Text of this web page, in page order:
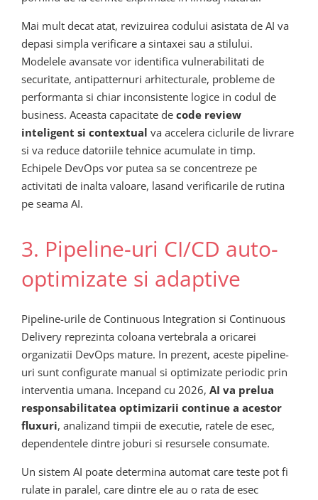
Mai mult decat atat, revizuirea codului asistata de AI va
depasi simpla verificare a sintaxei sau a stilului.
Modelele avansate vor identifica vulnerabilitati de
securitate, antipatternuri arhitecturale, probleme de
performanta si chiar inconsistente logice in codul de
business. Aceasta capacitate de code review
inteligent si contextual va accelera ciclurile de livrare
si va reduce datoriile tehnice acumulate in timp.
Echipele DevOps vor putea sa se concentreze pe
activitati de inalta valoare, lasand verificarile de rutina
pe seama AI.
3. Pipeline-uri CI/CD auto-
optimizate si adaptive
Pipeline-urile de Continuous Integration si Continuous
Delivery reprezinta coloana vertebrala a oricarei
organizatii DevOps mature. In prezent, aceste pipeline-
uri sunt configurate manual si optimizate periodic prin
interventia umana. Incepand cu 2026, AI va prelua
responsabilitatea optimizarii continue a acestor
fluxuri, analizand timpii de executie, ratele de esec,
dependentele dintre joburi si resursele consumate.
Un sistem AI poate determina automat care teste pot fi
rulate in paralel, care dintre ele au o rata de esec